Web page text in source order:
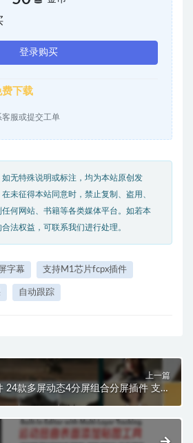
登录购买
费下载
服或提交工单
无特殊说明或标注，均为本站原创发
未征得本站同意时，禁止复制、盗用、
何网站、书籍等各类媒体平台。如若本
法权益，可联系我们进行处理。
字幕 支持M1芯片fcpx插件
自动跟踪
上一篇
24款多屏动态4分屏组合分屏插件 支持